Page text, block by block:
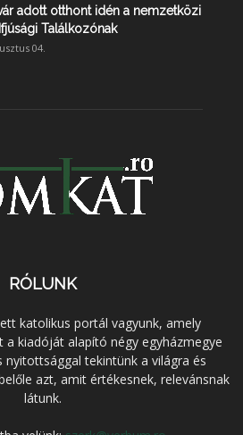
adott otthont idén a nemzetközi
Találkozónak
04.
RÓLUNK
katolikus portál vagyunk, amely
kiadóját alapító négy egyházmegye
nyitottsággal tekintünk a világra és
azt, amit értékesnek, relevánsnak
látunk.